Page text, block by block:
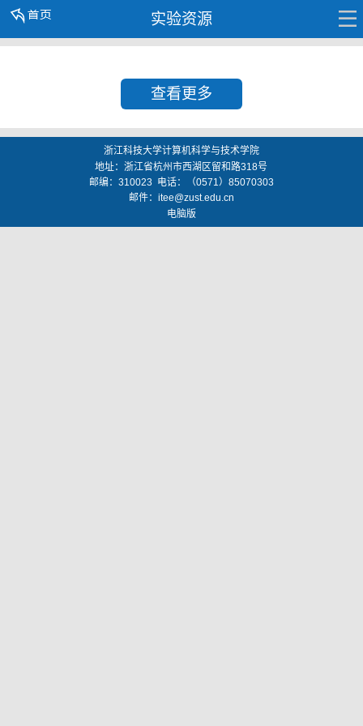
实验资源
查看更多
浙江科技大学计算机科学与技术学院
地址：浙江省杭州市西湖区留和路318号
邮编： 310023 电话：（0571）85070303
邮件： itee@zust.edu.cn
电脑版